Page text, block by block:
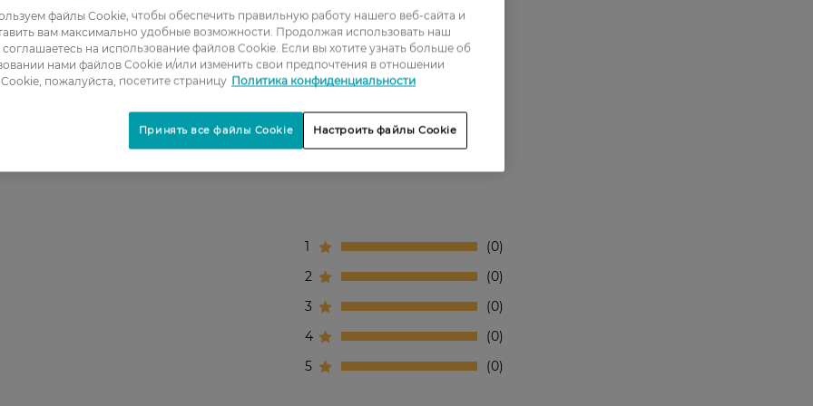
внешней среды и свободных радикалов.
7-м капсул по 0.38-м мл.
1
0
2
0
3
0
4
0
5
0
файлы Cookie, чтобы обеспечить правильную работу нашего веб-сайта и
вам максимально удобные возможности. Продолжая использовать наш
соглашаетесь на использование файлов Cookie. Если вы хотите узнать больше об
нами файлов Cookie и/или изменить свои предпочтения в отношении
пожалуйста, посетите страницу Политика конфиденциальности
Настроить файлы Cookie
Принять все файлы Cookie